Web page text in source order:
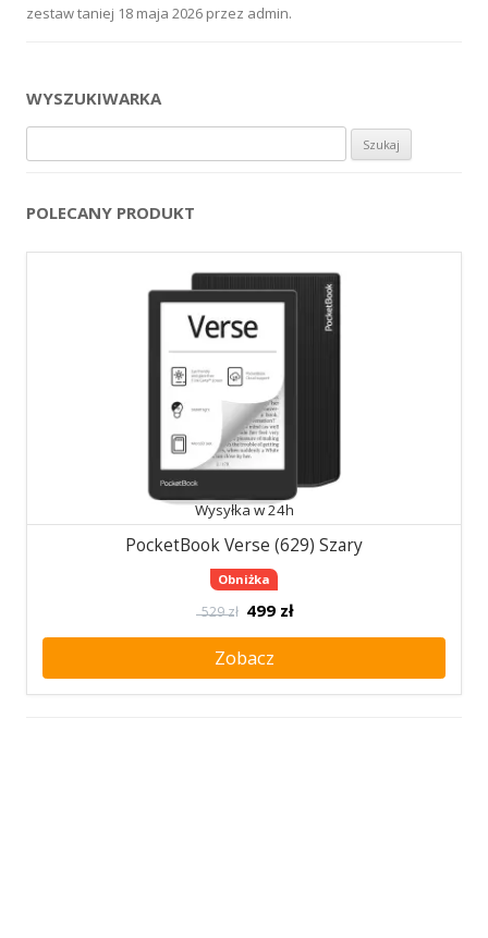
zestaw taniej 18 maja 2026 przez admin.
WYSZUKIWARKA
POLECANY PRODUKT
Wysyłka w 24h
PocketBook Verse (629) Szary
Obniżka
529 zł 499 zł
Zobacz